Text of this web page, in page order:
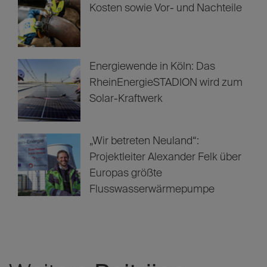
Kosten sowie Vor- und Nachteile
Energiewende in Köln: Das
RheinEnergieSTADION wird zum
Solar-Kraftwerk
„Wir betreten Neuland“:
Projektleiter Alexander Felk über
Europas größte
Flusswasserwärmepumpe